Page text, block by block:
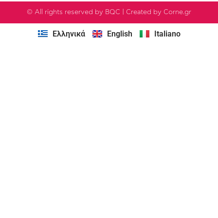
© All rights reserved by BQC | Created by Corne.gr
Ελληνικά English Italiano